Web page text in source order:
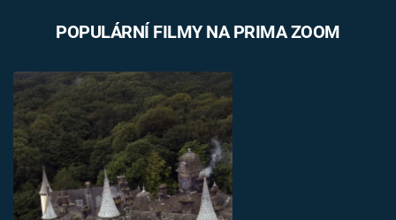
POPULÁRNÍ FILMY NA PRIMA ZOOM